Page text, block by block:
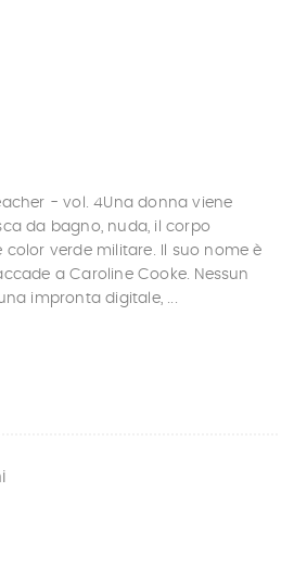
- vol. 4Una donna viene
da bagno, nuda, il corpo
verde militare. Il suo nome è
a Caroline Cooke. Nessun
impronta digitale, ...